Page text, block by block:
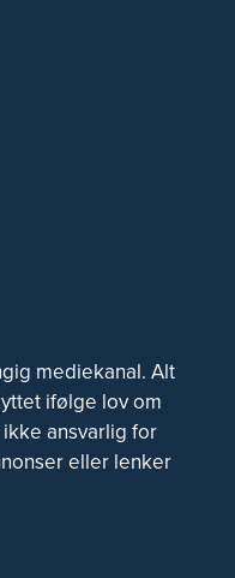
mediekanal. Alt
ifølge lov om
ansvarlig for
eller lenker